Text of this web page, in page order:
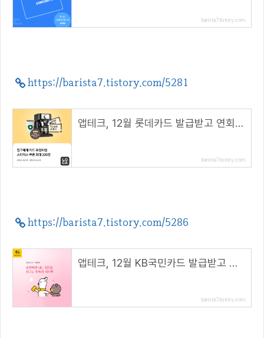
barista7.tistory.com
https://barista7.tistory.com/5281
앱테크, 12월 롯데카드 발급받고 연회비 100% 캐시백 받아요
barista7.tistory.com
https://barista7.tistory.com/5286
앱테크, 12월 KB국민카드 발급받고 연회비 100% 캐시백 받아요
barista7.tistory.com